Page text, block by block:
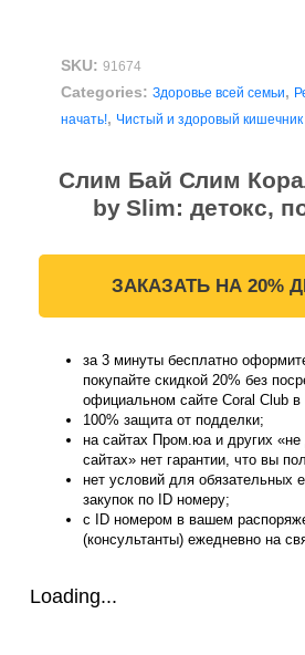
SKU: 91674
Categories: Здоровье всей семьи,
начать!, Чистый и здоровый кишечник
Слим Бай Слим
by Slim: детокс,
ЗАКАЗАТЬ НА 20%
за 3 минуты бесплатно
покупайте скидкой 20% без
официальном сайте Coral Club в
100% защита от подделки;
на сайтах Пром.юа и других «не
сайтах» нет гарантии, что вы
нет условий для обязательных
закупок по ID номеру;
с ID номером в вашем
(консультанты) ежедневно на
Loading...